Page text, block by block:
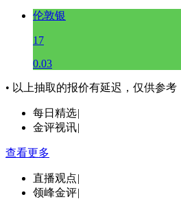
伦敦银
17
0.03
• 以上抽取的报价有延迟，仅供参考
每日精选|
金评视讯|
查看更多
直播观点|
领峰金评|